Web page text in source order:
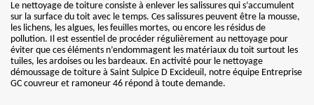
Le nettoyage de toiture consiste à enlever les salissures qui s’accumulent
sur la surface du toit avec le temps. Ces salissures peuvent être la mousse,
les lichens, les algues, les feuilles mortes, ou encore les résidus de
pollution. Il est essentiel de procéder régulièrement au nettoyage pour
éviter que ces éléments n’endommagent les matériaux du toit surtout les
tuiles, les ardoises ou les bardeaux. En activité pour le nettoyage
démoussage de toiture à Saint Sulpice D Excideuil, notre équipe Entreprise
GC couvreur et ramoneur 46 répond à toute demande.